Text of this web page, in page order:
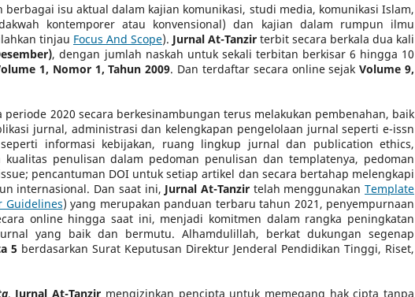
isu aktual dalam kajian komunikasi, studi media, komunikasi Islam,
kontemporer atau konvensional) dan kajian dalam rumpun ilmu
tinjau Focus And Scope). Jurnal At-Tanzir terbit secara berkala dua kali
, dengan jumlah naskah untuk sekali terbitan berkisar 6 hingga 10
1, Nomor 1, Tahun 2009. Dan terdaftar secara online sejakVolume 9,
periode 2020 secara berkesinambungan terus melakukan pembenahan, baik
jurnal, administrasi dan kelengkapan pengelolaan jurnal seperti e-issn
informasi kebijakan, ruang lingkup jurnal dan publication ethics,
penulisan dalam pedoman penulisan dan templatenya, pedoman
pencantuman DOI untuk setiap artikel dan secara bertahap melengkapi
internasional. Dan saat ini, Jurnal At-Tanzirtelah menggunakanTemplate
Guidelines) yang merupakan panduan terbaru tahun 2021, penyempurnaan
online hingga saat ini, menjadi komitmen dalam rangka peningkatan
yang baik dan bermutu. Alhamdulillah, berkat dukungan segenap
5 berdasarkan Surat Keputusan Direktur Jenderal Pendidikan Tinggi, Riset,
, Jurnal At-Tanzir mengizinkan pencipta untuk memegang hak cipta tanpa